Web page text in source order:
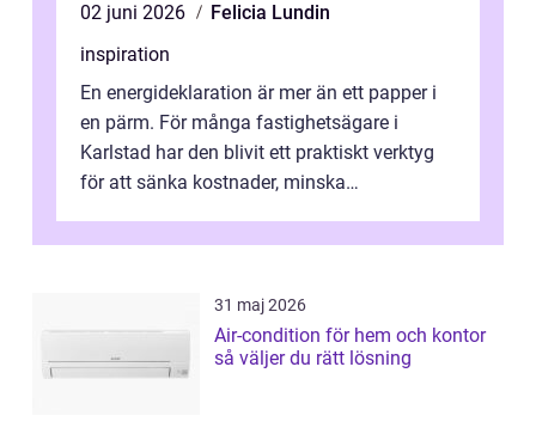
02 juni 2026
Felicia Lundin
inspiration
En energideklaration är mer än ett papper i
en pärm. För många fastighetsägare i
Karlstad har den blivit ett praktiskt verktyg
för att sänka kostnader, minska
31 maj 2026
Air-condition för hem och kontor
så väljer du rätt lösning